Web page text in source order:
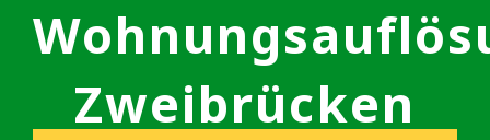
Zweibrücken